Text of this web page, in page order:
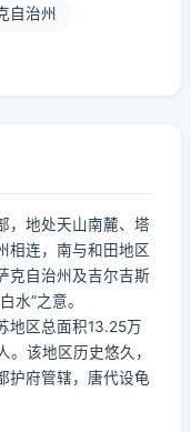
自治州
，地处天山南麓、塔
相连，南与和田地区
克自治州及吉尔吉斯
水”之意。
地区总面积13.25万
该地区历史悠久，
护府管辖，唐代设龟